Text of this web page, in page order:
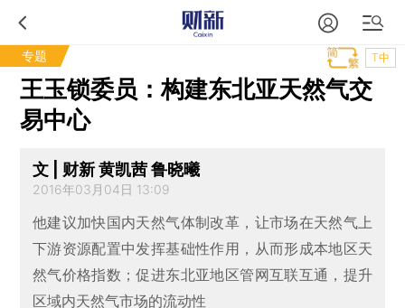
专题 T中
王玉锁委员：构建东北亚天然气交
易中心
文 | 财新 黄凯茜 鲁晓曦
2016年03月04日 13:09
他建议加快国内天然气体制改革，让市场在天然气上
下游资源配置中发挥基础性作用，从而形成本地区天
然气价格指数；促进东北亚地区管网互联互通，提升
区域内天然气市场的流动性